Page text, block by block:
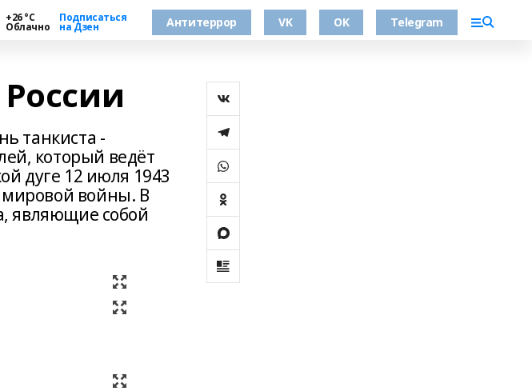
+26 °С
Облачно
Подписаться
на Дзен Антитеррор VK OK Telegram
танкиста -
который ведёт
дуге 12 июля 1943
мировой войны. В
являющие собой